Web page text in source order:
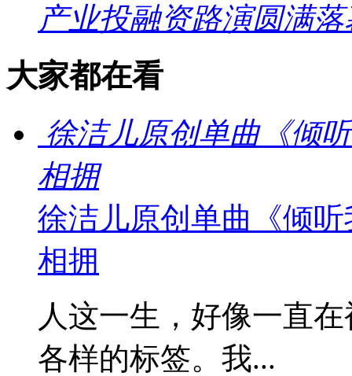
产业投融资路演圆满落
大家都在看
徐洁儿原创单曲《倾
相拥
徐洁儿原创单曲《倾
相拥
人这一生，好像一直
各样的标签。我...